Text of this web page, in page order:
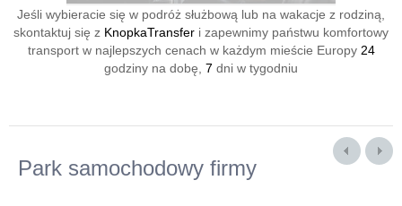
Jeśli wybieracie się w podróż służbową lub na wakacje z rodziną,
skontaktuj się z KnopkaTransfer i zapewnimy państwu komfortowy
transport w najlepszych cenach w każdym mieście Europy 24
godziny na dobę, 7 dni w tygodniu
Park samochodowy firmy